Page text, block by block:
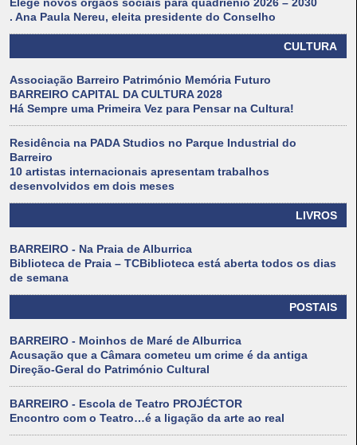
Elege novos órgãos sociais para quadriénio 2026 – 2030
. Ana Paula Nereu, eleita presidente do Conselho
CULTURA
Associação Barreiro Património Memória Futuro
BARREIRO CAPITAL DA CULTURA 2028
Há Sempre uma Primeira Vez para Pensar na Cultura!
Residência na PADA Studios no Parque Industrial do
Barreiro
10 artistas internacionais apresentam trabalhos
desenvolvidos em dois meses
LIVROS
BARREIRO - Na Praia de Alburrica
Biblioteca de Praia – TCBiblioteca está aberta todos os dias
de semana
POSTAIS
BARREIRO - Moinhos de Maré de Alburrica
Acusação que a Câmara cometeu um crime é da antiga
Direção-Geral do Património Cultural
BARREIRO - Escola de Teatro PROJÉCTOR
Encontro com o Teatro…é a ligação da arte ao real